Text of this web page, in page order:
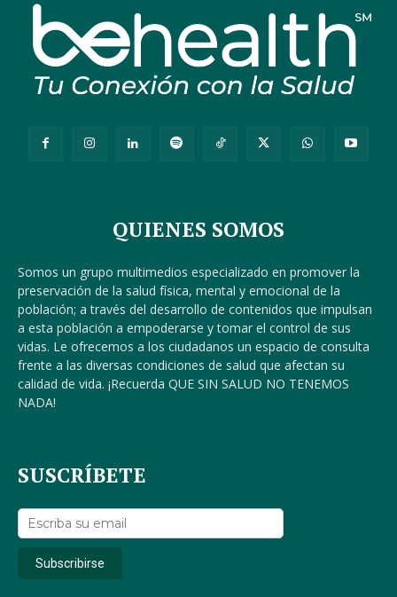
QUIENES SOMOS
Somos un grupo multimedios especializado en promover la
preservación de la salud física, mental y emocional de la
población; a través del desarrollo de contenidos que impulsan
a esta población a empoderarse y tomar el control de sus
vidas. Le ofrecemos a los ciudadanos un espacio de consulta
frente a las diversas condiciones de salud que afectan su
calidad de vida. ¡Recuerda QUE SIN SALUD NO TENEMOS
NADA!
SUSCRÍBETE